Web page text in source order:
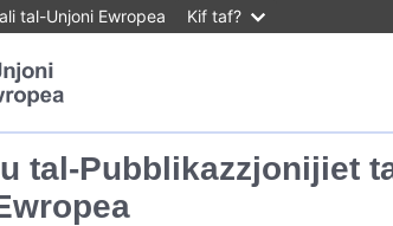
tal-Unjoni Ewropea Kif taf?
tal-Pubblikazzjonijiet